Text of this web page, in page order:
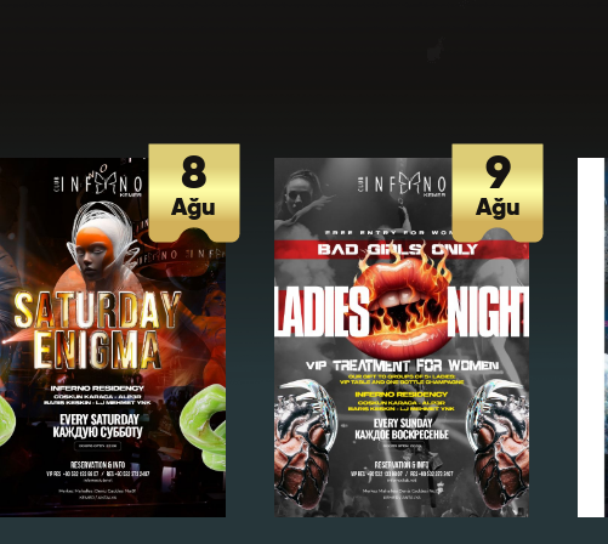
8
Ağu
9
Ağu
Cep Telefon No * E-Posta *
Eğitim Bilgileri
Son Mezun Olunan Okul * Mezuniyet Yılı *
Club Inferno da Hangi Konseptte Bir Parti Düzenlemek İsterdiniz? *
Club Inferno da Memnun Olduğunuz Hizmetler? *
Club Inferno da Memnun Olmadığınız Hizmetler? *